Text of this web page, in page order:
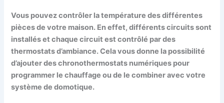
Vous pouvez contrôler la température des différentes
pièces de votre maison. En effet, différents circuits sont
installés et chaque circuit est contrôlé par des
thermostats d’ambiance. Cela vous donne la possibilité
d’ajouter des chronothermostats numériques pour
programmer le chauffage ou de le combiner avec votre
système de domotique.